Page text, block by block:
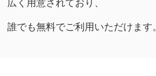
誰でも無料でご利用いただけます。